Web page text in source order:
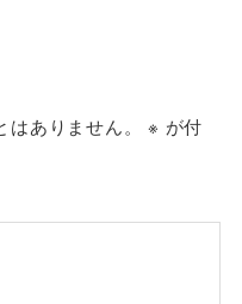
ありません。 ※ が付